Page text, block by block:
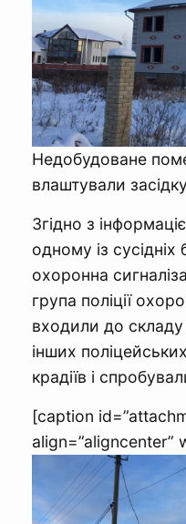
Недобудоване
влаштували
Згідно з
одному із
охоронна
група поліції
входили до складу
інших
крадіїв і
[caption
align=”aligncenter”